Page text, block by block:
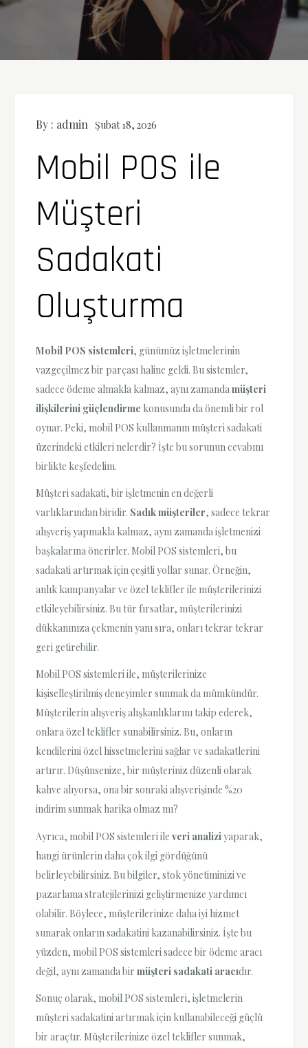
By : admin Şubat 18, 2026
Mobil POS ile
Müşteri
Sadakati
Oluşturma
Mobil POS sistemleri, günümüz işletmelerinin
vazgeçilmez bir parçası haline geldi. Bu sistemler,
sadece ödeme almakla kalmaz, aynı zamandamüşteri
ilişkilerini güçlendirme konusunda da önemli bir rol
oynar. Peki, mobil POS kullanmanın müşteri sadakati
üzerindeki etkileri nelerdir? İşte bu sorunun cevabını
birlikte keşfedelim.
Müşteri sadakati, bir işletmenin en değerli
varlıklarından biridir. Sadık müşteriler, sadece tekrar
alışveriş yapmakla kalmaz, aynı zamanda işletmenizi
başkalarına önerirler. Mobil POS sistemleri, bu
sadakati artırmak için çeşitli yollar sunar. Örneğin,
anlık kampanyalar ve özel teklifler ile müşterilerinizi
etkileyebilirsiniz. Bu tür fırsatlar, müşterilerinizi
dükkanınıza çekmenin yanı sıra, onları tekrar tekrar
geri getirebilir.
Mobil POS sistemleri ile, müşterilerinize
kişiselleştirilmiş deneyimler sunmak da mümkündür.
Müşterilerin alışveriş alışkanlıklarını takip ederek,
onlara özel teklifler sunabilirsiniz. Bu, onların
kendilerini özel hissetmelerini sağlar ve sadakatlerini
artırır. Düşünsenize, bir müşteriniz düzenli olarak
kahve alıyorsa, ona bir sonraki alışverişinde %20
indirim sunmak harika olmaz mı?
Ayrıca, mobil POS sistemleri ileveri analizi yaparak,
hangi ürünlerin daha çok ilgi gördüğünü
belirleyebilirsiniz. Bu bilgiler, stok yönetiminizi ve
pazarlama stratejilerinizi geliştirmenize yardımcı
olabilir. Böylece, müşterilerinize daha iyi hizmet
sunarak onların sadakatini kazanabilirsiniz. İşte bu
yüzden, mobil POS sistemleri sadece bir ödeme aracı
değil, aynı zamanda birmüşteri sadakati aracıdır.
Sonuç olarak, mobil POS sistemleri, işletmelerin
müşteri sadakatini artırmak için kullanabileceği güçlü
bir araçtır. Müşterilerinize özel teklifler sunmak,